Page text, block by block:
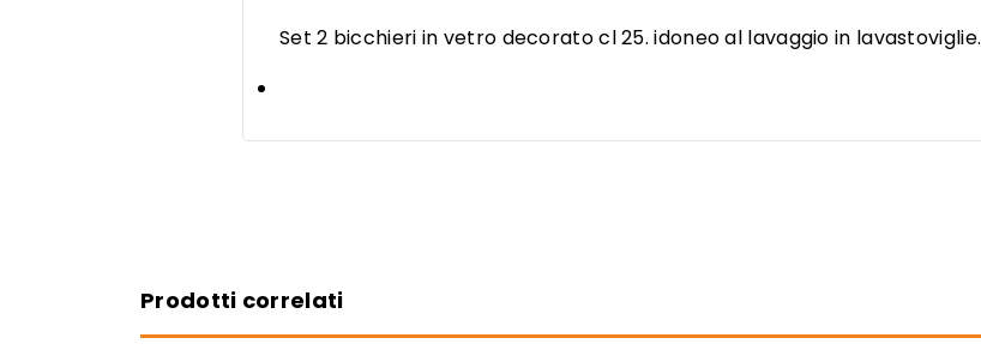
Set 2 ​bicchieri in vetro decorato cl 25. idoneo al lavaggio in lavastoviglie.
Prodotti correlati